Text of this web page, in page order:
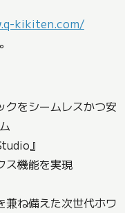
kikiten.com/
クをシームレスかつ安
』
ス機能を実現
兼ね備えた次世代ホワ